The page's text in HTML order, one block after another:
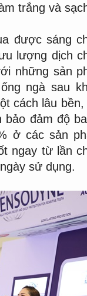
trắng và
được sáng
lượng dịch
những sản
ngà sau
cách lâu
bảo đảm độ
ở các sản
ngay từ lần
sử dụng.